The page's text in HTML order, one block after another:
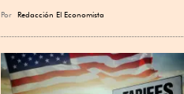
Por Redacción El Economista